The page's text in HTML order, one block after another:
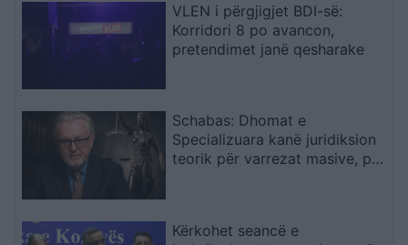
VLEN i përgjigjet BDI-së:
Korridori 8 po avancon,
pretendimet janë qesharake
Schabas: Dhomat e
Specializuara kanë juridiksion
teorik për varrezat masive, por
Kërkohet seancë e